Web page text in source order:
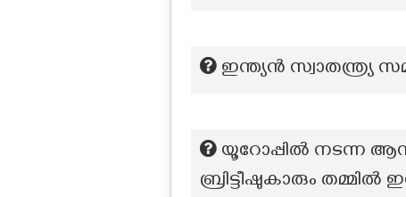
ഇന്ത്യൻ സ്വാതന്ത്ര്യ
യൂറോപ്പിൽ നടന്ന
ബ്രിട്ടീഷുകാരും തമ്മിൽ